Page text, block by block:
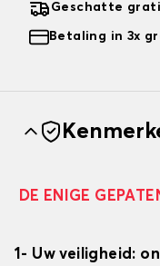
Geschatte
Betaling in 3x
DE ENIGE
1- Uw veiligheid: